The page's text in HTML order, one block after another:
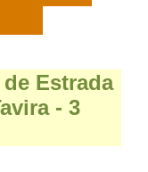
Estrada
- 3